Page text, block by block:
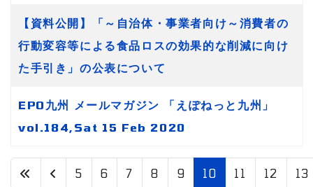
【資料公開】「～自治体・事業者向け～消費者の
行動変容等による食品ロスの効果的な削減に向け
た手引き」の公表について
EPO九州 メールマガジン 「えぽねっと九州」
vol.184,Sat 15 Feb 2020
10 / 79
5 6 7 8 9 10 11 12 13